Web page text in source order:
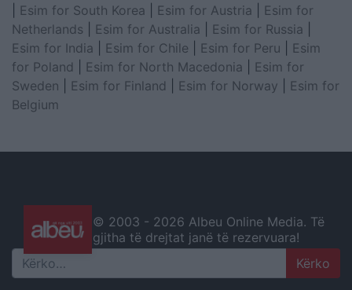
Esim for South Korea Esim for Austria
Esim for
Netherlands
Esim for Australia Esim for Russia
Esim for India
Esim for Chile Esim for Peru
Esim
for Poland
Esim for North Macedonia
Esim for
Sweden
Esim for Finland Esim for Norway
Esim for
Belgium
© 2003 - 2026 Albeu Online Media. Të
gjitha të drejtat janë të rezervuara!
Search